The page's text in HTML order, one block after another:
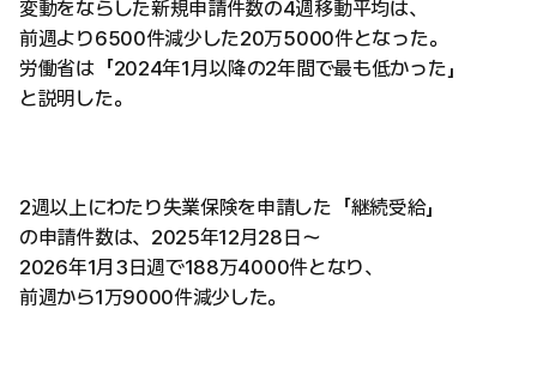
変動をならした新規申請件数の4週移動平均は、
前週より6500件減少した20万5000件となった。
労働省は「2024年1月以降の2年間で最も低かった」
と説明した。
2週以上にわたり失業保険を申請した「継続受給」
の申請件数は、2025年12月28日～
2026年1月3日週で188万4000件となり、
前週から1万9000件減少した。